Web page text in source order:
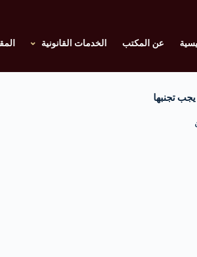
عن المكتب الخدمات القانونية
تجنبها